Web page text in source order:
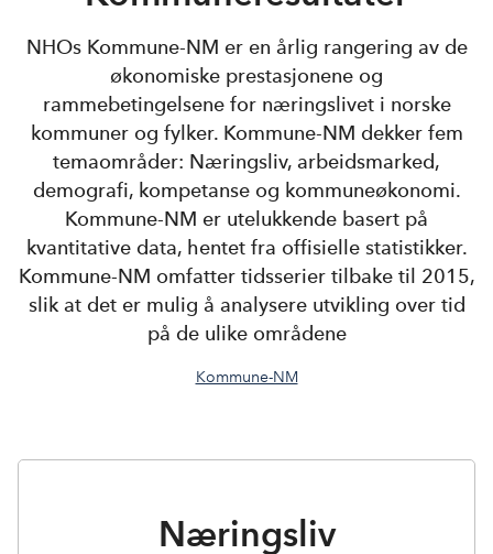
NHOs Kommune-NM er en årlig rangering av de
økonomiske prestasjonene og
rammebetingelsene for næringslivet i norske
kommuner og fylker. Kommune-NM dekker fem
temaområder: Næringsliv, arbeidsmarked,
demografi, kompetanse og kommuneøkonomi.
Kommune-NM er utelukkende basert på
kvantitative data, hentet fra offisielle statistikker.
Kommune-NM omfatter tidsserier tilbake til 2015,
slik at det er mulig å analysere utvikling over tid
på de ulike områdene
Kommune-NM
Næringsliv